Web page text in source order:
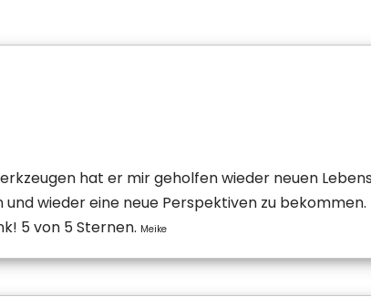
hat er mir geholfen wieder neuen
wieder eine neue Perspektiven zu bekommen.
5 von 5 Sternen. Meike